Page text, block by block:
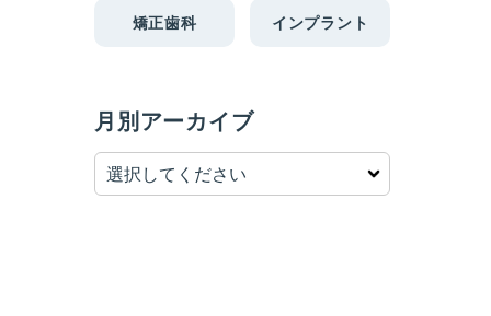
矯正歯科 インプラント
月別アーカイブ